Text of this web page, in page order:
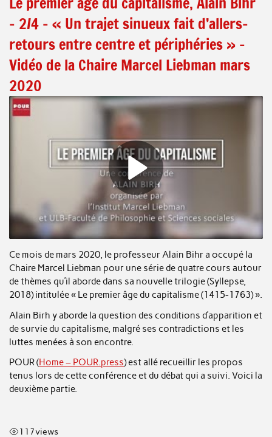
– 2/4 – « Un trajet sinueux fait d’allers-
retours entre centre et périphéries » –
Vidéo de la Chaire Marcel Liebman mars
2020
Ce mois de mars 2020, le professeur Alain Bihr a occupé la
Chaire Marcel Liebman pour une série de quatre cours autour
de thèmes qu’il aborde dans sa nouvelle trilogie (Syllepse,
2018) intitulée « Le premier âge du capitalisme (1415-1763) ».
Alain Birh y aborde la question des conditions d’apparition et
de survie du capitalisme, malgré ses contradictions et les
luttes menées à son encontre.
POUR (Home – POUR.press) est allé recueillir les propos
tenus lors de cette conférence et du débat qui a suivi. Voici la
deuxième partie.
117views